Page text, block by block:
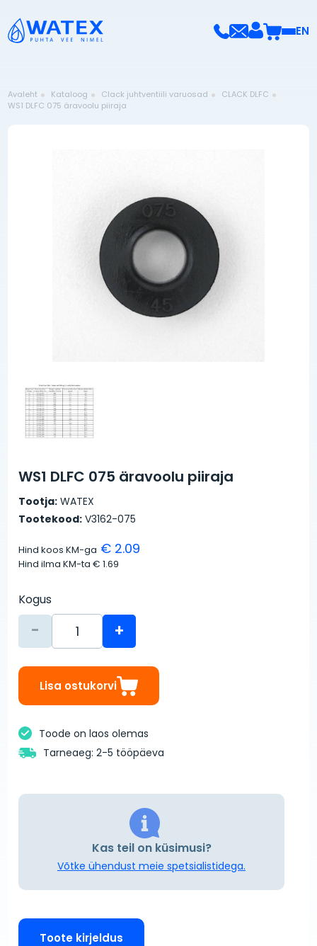
EN
Avaleht Kataloog Clack juhtventiili varuosad
CLACK DLFC
WS1 DLFC 075 äravoolu piiraja
WS1 DLFC 075 äravoolu piiraja
Tootja: WATEX
Tootekood: V3162-075
Hind koos KM-ga € 2.09
Hind ilma KM-ta€ 1.69
Kogus
- +
Lisa ostukorvi
Toode on laos olemas
Tarneaeg: 2-5 tööpäeva
Kas teil on küsimusi?
Võtke ühendust meie spetsialistidega.
Toote kirjeldus